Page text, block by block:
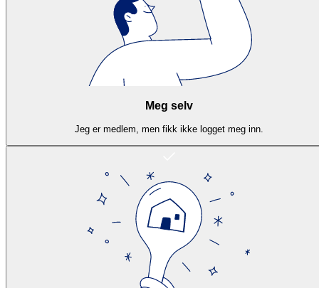
Meg selv
Jeg er medlem, men fikk ikke logget meg inn.